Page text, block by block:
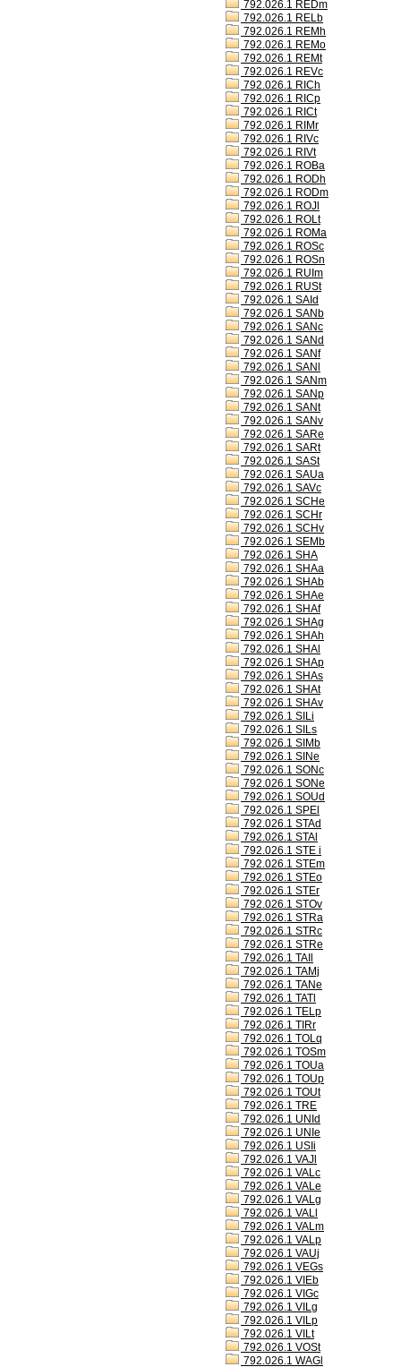
792.026.1 REDm
792.026.1 RELb
792.026.1 REMh
792.026.1 REMo
792.026.1 REMt
792.026.1 REVc
792.026.1 RICh
792.026.1 RICp
792.026.1 RICt
792.026.1 RIMr
792.026.1 RIVc
792.026.1 RIVt
792.026.1 ROBa
792.026.1 RODh
792.026.1 RODm
792.026.1 ROJl
792.026.1 ROLt
792.026.1 ROMa
792.026.1 ROSc
792.026.1 ROSn
792.026.1 RUIm
792.026.1 RUSt
792.026.1 SAId
792.026.1 SANb
792.026.1 SANc
792.026.1 SANd
792.026.1 SANf
792.026.1 SANl
792.026.1 SANm
792.026.1 SANp
792.026.1 SANt
792.026.1 SANv
792.026.1 SARe
792.026.1 SARt
792.026.1 SASt
792.026.1 SAUa
792.026.1 SAVc
792.026.1 SCHe
792.026.1 SCHr
792.026.1 SCHv
792.026.1 SEMb
792.026.1 SHA
792.026.1 SHAa
792.026.1 SHAb
792.026.1 SHAe
792.026.1 SHAf
792.026.1 SHAg
792.026.1 SHAh
792.026.1 SHAl
792.026.1 SHAp
792.026.1 SHAs
792.026.1 SHAt
792.026.1 SHAv
792.026.1 SILi
792.026.1 SILs
792.026.1 SIMb
792.026.1 SINe
792.026.1 SONc
792.026.1 SONe
792.026.1 SOUd
792.026.1 SPEl
792.026.1 STAd
792.026.1 STAl
792.026.1 STE i
792.026.1 STEm
792.026.1 STEo
792.026.1 STEr
792.026.1 STOv
792.026.1 STRa
792.026.1 STRc
792.026.1 STRe
792.026.1 TAIl
792.026.1 TAMj
792.026.1 TANe
792.026.1 TATl
792.026.1 TELp
792.026.1 TIRr
792.026.1 TOLq
792.026.1 TOSm
792.026.1 TOUa
792.026.1 TOUp
792.026.1 TOUt
792.026.1 TRE
792.026.1 UNId
792.026.1 UNIe
792.026.1 USIi
792.026.1 VAJl
792.026.1 VALc
792.026.1 VALe
792.026.1 VALg
792.026.1 VALl
792.026.1 VALm
792.026.1 VALp
792.026.1 VAUj
792.026.1 VEGs
792.026.1 VIEb
792.026.1 VIGc
792.026.1 VILg
792.026.1 VILp
792.026.1 VILt
792.026.1 VOSt
792.026.1 WAGl